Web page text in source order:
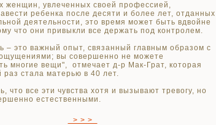
женщин, увлеченных своей профессией,
ребенка после десяти и более лет, отданных
деятельности, это время может быть вдвойне
что они привыкли все держать под контролем.
– это важный опыт, связанный главным образом с
вы совершенно не можете
многие вещи", отмечает д-р Мак-Грат, которая
раз стала матерью в 40 лет.
что все эти чувства хотя и вызывают тревогу, но
естественными.
> > >